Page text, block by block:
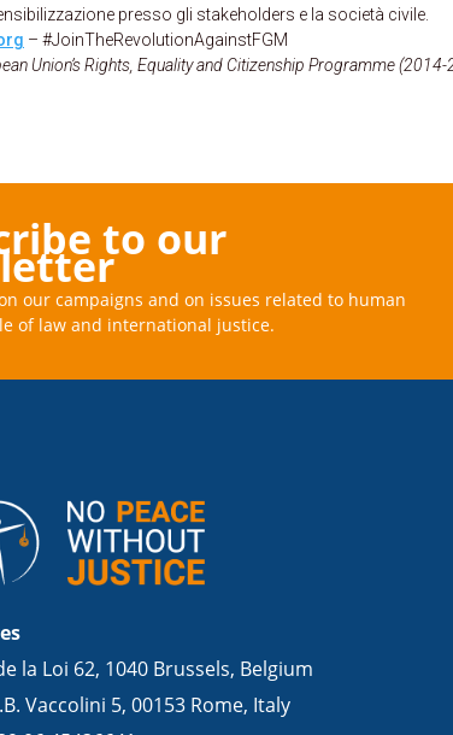
presso gli stakeholders e la società civile.
– #JoinTheRevolutionAgainstFGM
Union’s Rights, Equality and Citizenship Programme
to our
our campaigns and on issues related to human
of law and international justice.
la Loi 62, 1040 Brussels, Belgium
Vaccolini 5, 00153 Rome, Italy